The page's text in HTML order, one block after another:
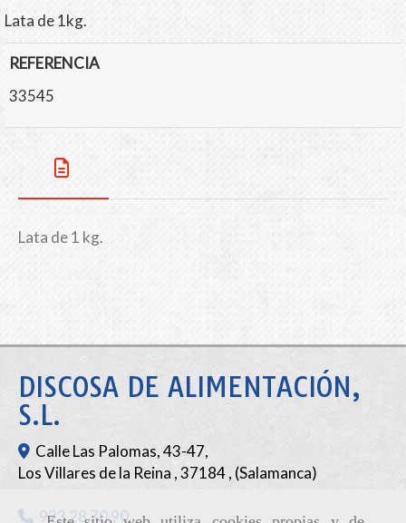
Lata de 1kg.
REFERENCIA
33545
Lata de 1 kg.
DISCOSA DE ALIMENTACIÓN,
S.L.
Calle Las Palomas, 43-47,
Los Villares de la Reina ,37184, (Salamanca)
923 28 70 90